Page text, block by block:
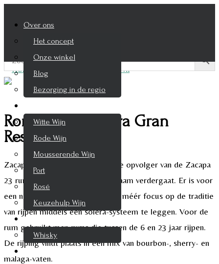
Over ons
Het concept
Onze winkel
Blog
Bezorging in de regio
Witte Wijn
Rode Wijn
Mousserende Wijn
Port
Rosé
Keuzehulp Wijn
Whisky
Whisky
Cognac
Ron Zacapa Solera Gran
Reserva
Zacapa Solera Gran Reserva is de opvolger van de Zacapa
23 rum die onder deze nieuwe naam verdergaat. Er is voor
een naamswijziging gekozen om méér focus op de traditie
van rijpen middels een solera-systeem te leggen. Voor de
rum gebruikt men rums die tussen de 6 en 23 jaar rijpen.
De rijping vindt plaats in een mix van bourbon-, sherry- en
malaga-vaten.